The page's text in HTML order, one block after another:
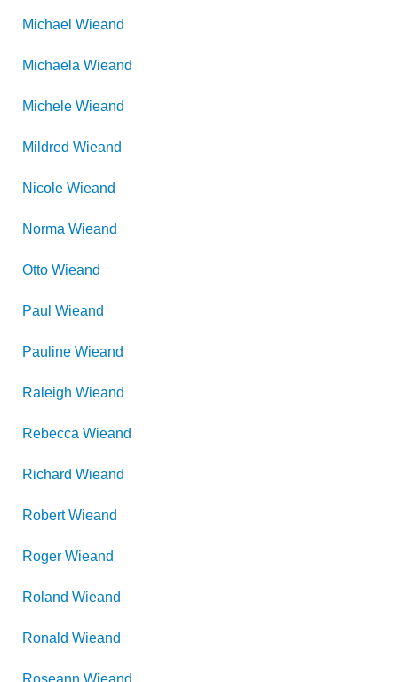
Michael Wieand
Michaela Wieand
Michele Wieand
Mildred Wieand
Nicole Wieand
Norma Wieand
Otto Wieand
Paul Wieand
Pauline Wieand
Raleigh Wieand
Rebecca Wieand
Richard Wieand
Robert Wieand
Roger Wieand
Roland Wieand
Ronald Wieand
Roseann Wieand